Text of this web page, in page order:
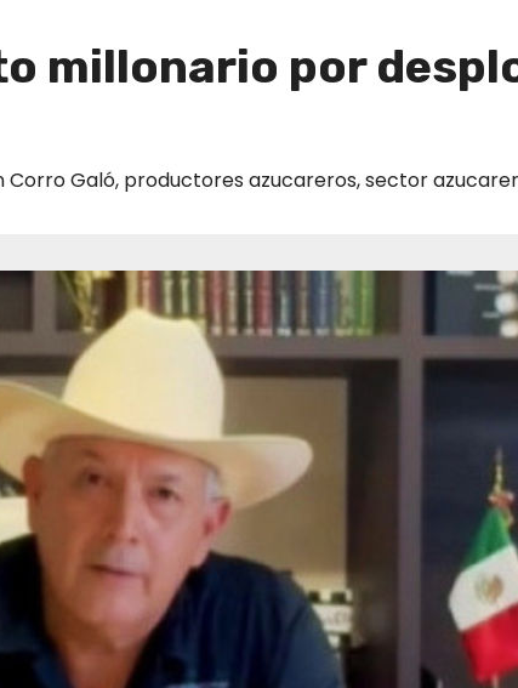
millonario por
Corro Galó, productores azucareros,sector